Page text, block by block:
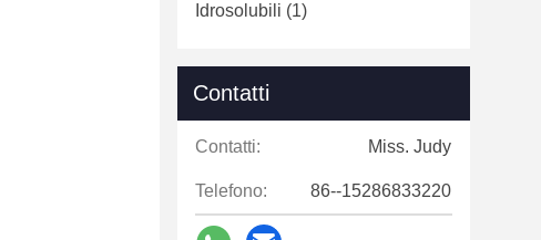
Idrosolubili (1)
Contatti
Contatti: Miss. Judy
Telefono: 86--15286833220